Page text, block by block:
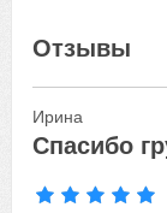
Отзывы
Ирина
Спасибо